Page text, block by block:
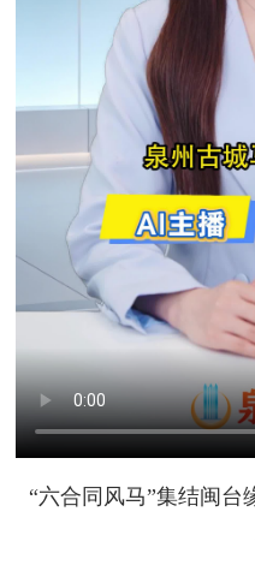
“六合同风马”集结闽台